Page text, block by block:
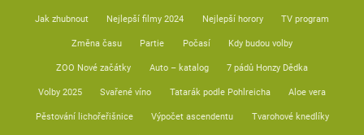
Jak zhubnout Nejlepší filmy 2024 Nejlepší horory TV program
Změna času Partie Počasí Kdy budou volby
ZOO Nové začátky Auto – katalog 7 pádů Honzy Dědka
Volby 2025 Svařené víno Tatarák podle Pohlreicha Aloe vera
Pěstování lichořeřišnice Výpočet ascendentu Tvarohové knedlíky